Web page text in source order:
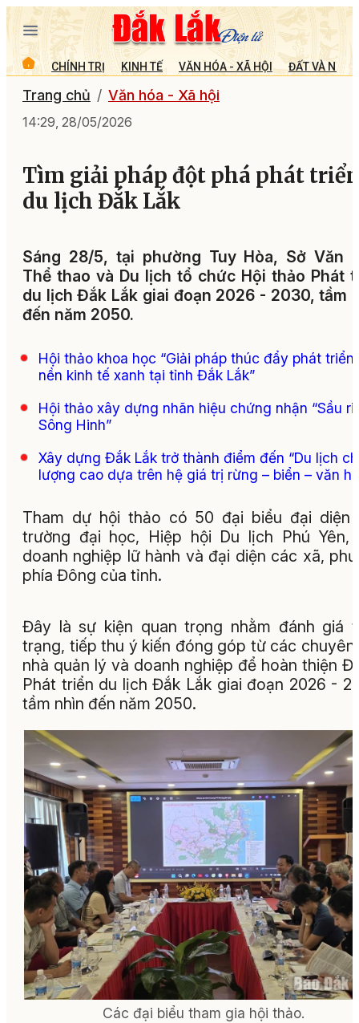
CHÍNH TRỊ KINH TẾ VĂN HÓA - XÃ HỘI ĐẤT VÀ
Trang chủ Văn hóa - Xã hội
14:29, 28/05/2026
Tìm giải pháp đột phá phát
du lịch Đắk Lắk
Sáng 28/5, tại phường Tuy Hòa, Sở Văn
Thể thao và Du lịch tổ chức Hội thảo Phát
du lịch Đắk Lắk giai đoạn 2026 - 2030, tầm
đến năm 2050.
Hội thảo khoa học “Giải pháp thúc đẩy phát triển
nền kinh tế xanh tại tỉnh Đắk Lắk”
Hội thảo xây dựng nhãn hiệu chứng nhận “Sầu
Sông Hinh”
Xây dựng Đắk Lắk trở thành điểm đến “Du lịch
lượng cao dựa trên hệ giá trị rừng – biển – văn
Tham dự hội thảo có 50 đại biểu đại diện
trường đại học, Hiệp hội Du lịch Phú Yên,
doanh nghiệp lữ hành và đại diện các xã,
phía Đông của tỉnh.
Đây là sự kiện quan trọng nhằm đánh giá
trạng, tiếp thu ý kiến đóng góp từ các chuyên
nhà quản lý và doanh nghiệp để hoàn thiện
Phát triển du lịch Đắk Lắk giai đoạn 2026 -
tầm nhìn đến năm 2050.
Các đại biểu tham gia hội thảo.